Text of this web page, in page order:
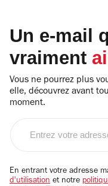
Un e-mail
vraiment
Vous ne pourrez plus
elle, découvrez avant
moment.
email
En entrant votre adresse
d'utilisation et notre